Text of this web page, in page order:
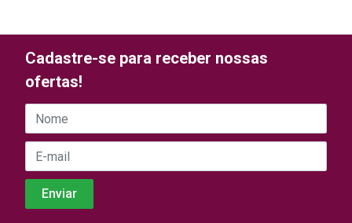
Cadastre-se para receber nossas
ofertas!